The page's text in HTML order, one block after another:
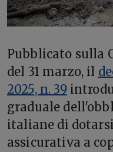
Pubblicato sulla
del 31 marzo, il
2025, n. 39
graduale
italiane di
assicurativa a